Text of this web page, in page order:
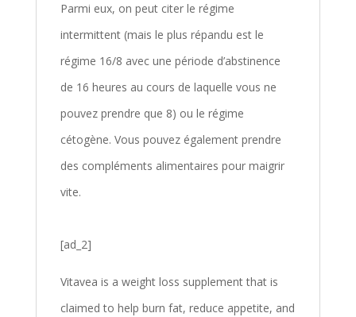
Parmi eux, on peut citer le régime
intermittent (mais le plus répandu est le
régime 16/8 avec une période d’abstinence
de 16 heures au cours de laquelle vous ne
pouvez prendre que 8) ou le régime
cétogène. Vous pouvez également prendre
des compléments alimentaires pour maigrir
vite.
[ad_2]
Vitavea is a weight loss supplement that is
claimed to help burn fat, reduce appetite, and